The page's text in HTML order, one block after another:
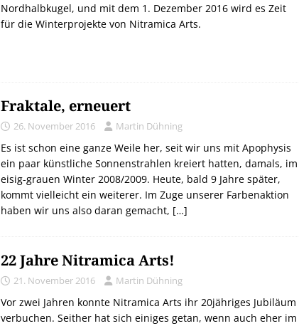
Nordhalbkugel, und mit dem 1. Dezember 2016 wird es Zeit
für die Winterprojekte von Nitramica Arts.
Fraktale, erneuert
26. November 2016 Martin Dühning
Es ist schon eine ganze Weile her, seit wir uns mit Apophysis
ein paar künstliche Sonnenstrahlen kreiert hatten, damals, im
eisig-grauen Winter 2008/2009. Heute, bald 9 Jahre später,
kommt vielleicht ein weiterer. Im Zuge unserer Farbenaktion
haben wir uns also daran gemacht, […]
22 Jahre Nitramica Arts!
21. November 2016 Martin Dühning
Vor zwei Jahren konnte Nitramica Arts ihr 20jähriges Jubiläum
verbuchen. Seither hat sich einiges getan, wenn auch eher im